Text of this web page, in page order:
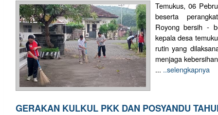
Temukus, 06
beserta
Royong bersih -
kepala desa
rutin yang
menjaga
... ..selengkapnya
GERAKAN KULKUL PKK DAN POSYANDU